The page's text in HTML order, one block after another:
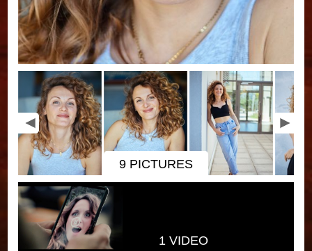
9 PICTURES
1 VIDEO